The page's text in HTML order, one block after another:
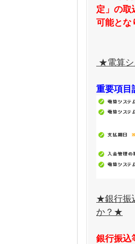
定」の
可能とな
★電算シ
重要項目
★銀行振
か？★
銀行振込